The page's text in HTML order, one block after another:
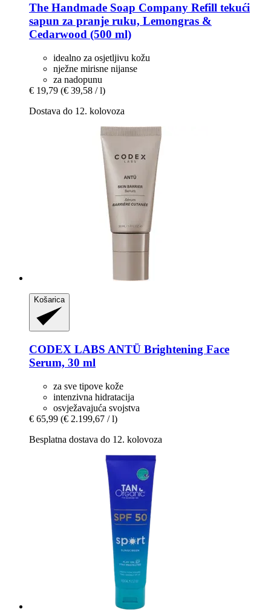
The Handmade Soap Company Refill tekući
sapun za pranje ruku, Lemongras &
Cedarwood (500 ml)
idealno za osjetljivu kožu
nježne mirisne nijanse
za nadopunu
€ 19,79 (€ 39,58 / l)
Dostava do 12. kolovoza
Košarica
CODEX LABS ANTÜ Brightening Face
Serum, 30 ml
za sve tipove kože
intenzivna hidratacija
osvježavajuća svojstva
€ 65,99 (€ 2.199,67 / l)
Besplatna dostava do 12. kolovoza